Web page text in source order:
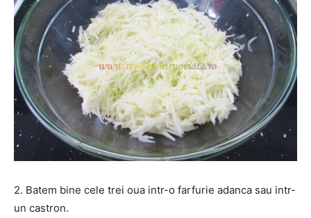
2. Batem bine cele trei oua intr-o farfurie adanca sau intr-
un castron.